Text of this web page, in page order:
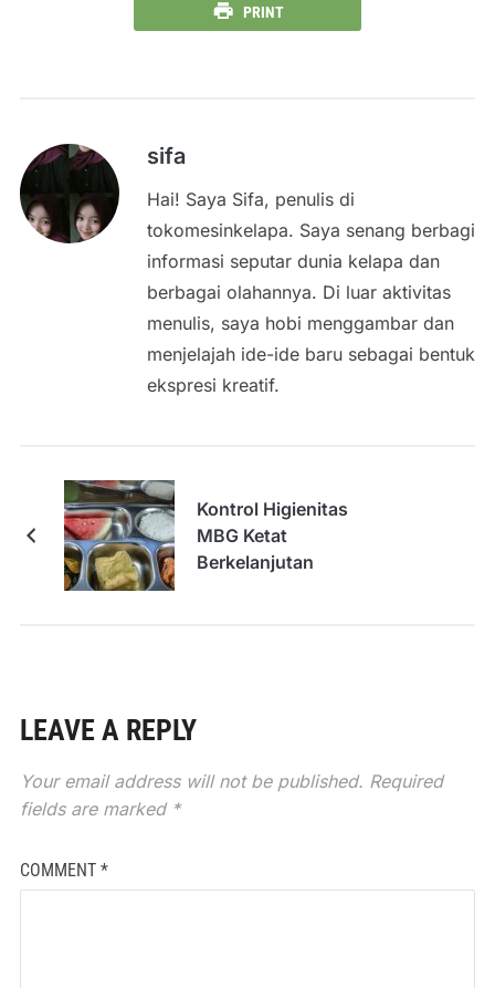
PRINT
sifa
Hai! Saya Sifa, penulis di
tokomesinkelapa. Saya senang berbagi
informasi seputar dunia kelapa dan
berbagai olahannya. Di luar aktivitas
menulis, saya hobi menggambar dan
menjelajah ide-ide baru sebagai bentuk
ekspresi kreatif.
Kontrol Higienitas
MBG Ketat
Berkelanjutan
LEAVE A REPLY
Your email address will not be published. Required
fields are marked *
COMMENT *